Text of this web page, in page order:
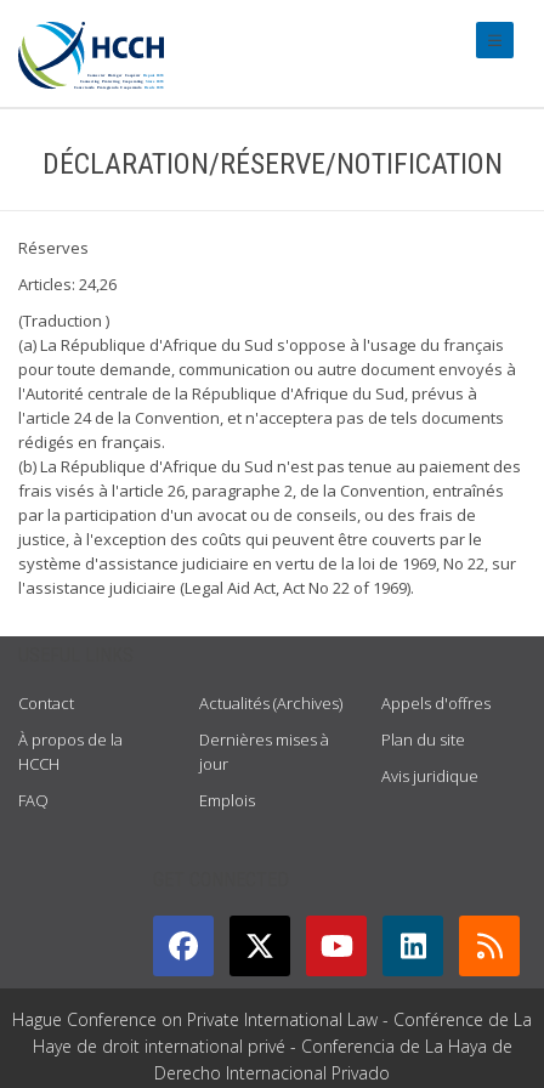
DÉCLARATION/RÉSERVE/NOTIFICATION
Réserves
Articles: 24,26
(Traduction )
(a) La République d'Afrique du Sud s'oppose à l'usage du français
pour toute demande, communication ou autre document envoyés à
l'Autorité centrale de la République d'Afrique du Sud, prévus à
l'article 24 de la Convention, et n'acceptera pas de tels documents
rédigés en français.
(b) La République d'Afrique du Sud n'est pas tenue au paiement des
frais visés à l'article 26, paragraphe 2, de la Convention, entraînés
par la participation d'un avocat ou de conseils, ou des frais de
justice, à l'exception des coûts qui peuvent être couverts par le
système d'assistance judiciaire en vertu de la loi de 1969, No 22, sur
l'assistance judiciaire (Legal Aid Act, Act No 22 of 1969).
Contact
À propos de la
HCCH
FAQ
Actualités (Archives)
Dernières mises à
jour
Emplois
Appels d'offres
Plan du site
Avis juridique
Hague Conference on Private International Law - Conférence de La
Haye de droit international privé - Conferencia de La Haya de
Derecho Internacional Privado